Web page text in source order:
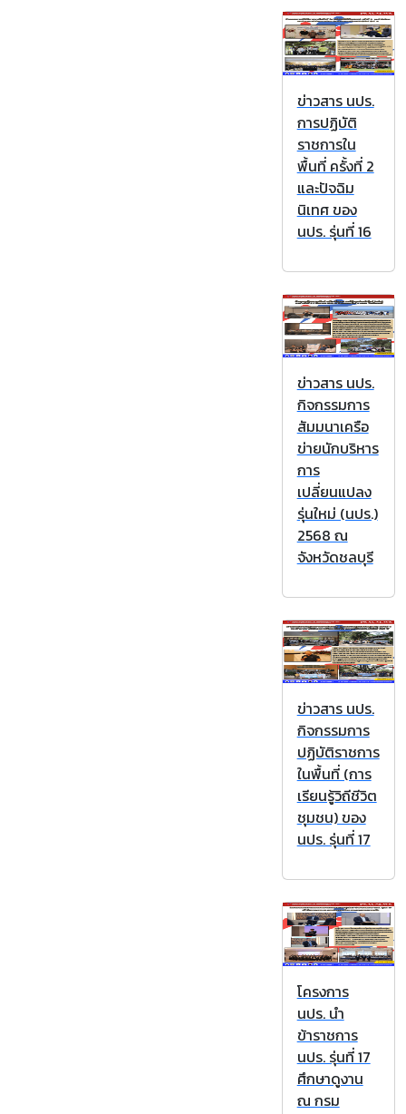
ข่าวสาร นปร.
การปฏิบัติ
ราชการใน
พื้นที่ ครั้งที่ 2
และปัจฉิม
นิเทศ ของ
นปร. รุ่นที่ 16
ข่าวสาร นปร.
กิจกรรมการ
สัมมนาเครือ
ข่ายนักบริหาร
การ
เปลี่ยนแปลง
รุ่นใหม่ (นปร.)
2568 ณ
จังหวัดชลบุรี
ข่าวสาร นปร.
กิจกรรมการ
ปฏิบัติราชการ
ในพื้นที่ (การ
เรียนรู้วิถีชีวิต
ชุมชน) ของ
นปร. รุ่นที่ 17
โครงการ
นปร. นำ
ข้าราชการ
นปร. รุ่นที่ 17
ศึกษาดูงาน
ณ กรม